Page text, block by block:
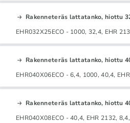
Rakenneteräs lattatanko, hiottu
EHR032X25ECO - 1000, 32,4, EHR
Rakenneteräs lattatanko, hiottu
EHR040X06ECO - 6,4, 1000, 40,4,
Rakenneteräs lattatanko, hiottu
EHR040X08ECO - 40,4, EHR 2132,